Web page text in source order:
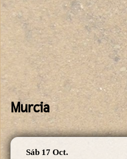
Murcia
Sáb 17 Oct.